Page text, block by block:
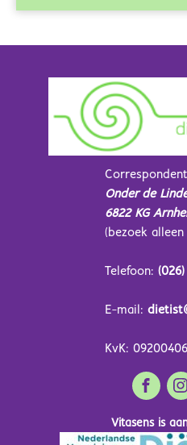
Onder de
6822 KG
(bezoek
Telefoon: (026)
E-mail:
KvK: 09200406
Vitasens is